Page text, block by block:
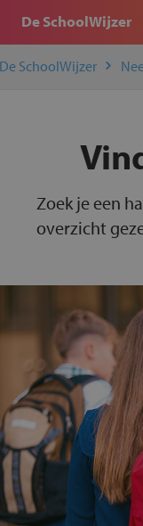
De SchoolWijzer
De SchoolWijzer
Zoek je een
overzicht